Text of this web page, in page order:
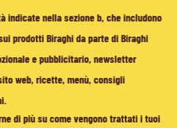
indicate nella sezione b, che includono
prodotti Biraghi da parte di Biraghi
e pubblicitario, newsletter
web, ricette, menù, consigli
di più su come vengono trattati i tuoi